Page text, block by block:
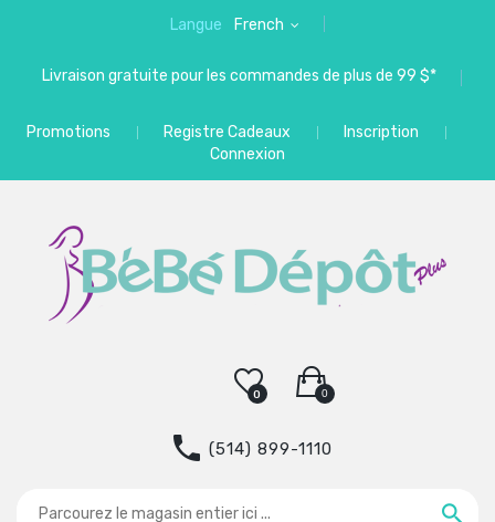
Langue French
Livraison gratuite pour les commandes de plus de 99 $*
Promotions Registre Cadeaux
Inscription
Connexion
0
0
(514) 899-1110